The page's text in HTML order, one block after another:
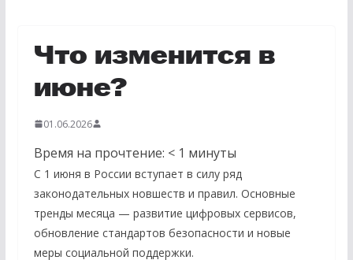
Что изменится в
июне?
01.06.2026
Время на прочтение: < 1 минуты
С 1 июня в России вступает в силу ряд
законодательных новшеств и правил. Основные
тренды месяца — развитие цифровых сервисов,
обновление стандартов безопасности и новые
меры социальной поддержки.